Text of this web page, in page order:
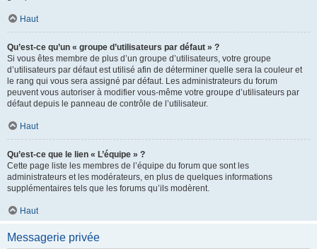
Haut
Qu’est-ce qu’un « groupe d’utilisateurs par défaut » ?
Si vous êtes membre de plus d’un groupe d’utilisateurs, votre groupe
d’utilisateurs par défaut est utilisé afin de déterminer quelle sera la couleur et
le rang qui vous sera assigné par défaut. Les administrateurs du forum
peuvent vous autoriser à modifier vous-même votre groupe d’utilisateurs par
défaut depuis le panneau de contrôle de l’utilisateur.
Haut
Qu’est-ce que le lien « L’équipe » ?
Cette page liste les membres de l’équipe du forum que sont les
administrateurs et les modérateurs, en plus de quelques informations
supplémentaires tels que les forums qu’ils modèrent.
Haut
Messagerie privée